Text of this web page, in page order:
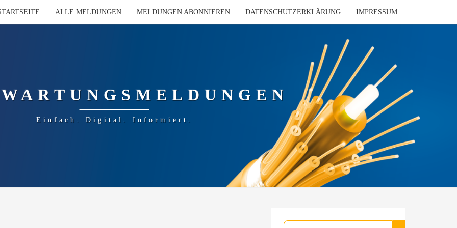
ALLE MELDUNGEN MELDUNGEN ABONNIEREN DATENSCHUTZERKLÄRUNG IMPRESSUM
Einfach. Digital. Informiert.
Suchen